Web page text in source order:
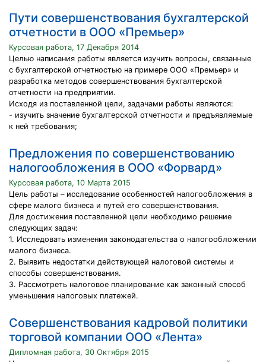
Пути совершенствования бухгалтерской
отчетности в ООО «Премьер»
Курсовая работа, 17 Декабря 2014
Целью написания работы является изучить вопросы, связанные
с бухгалтерской отчетностью на примере ООО «Премьер» и
разработка методов совершенствования бухгалтерской
отчетности на предприятии.
Исходя из поставленной цели, задачами работы являются:
- изучить значение бухгалтерской отчетности и предъявляемые
к ней требования;
Предложения по совершенствованию
налогообложения в ООО «Форвард»
Курсовая работа, 10 Марта 2015
Цель работы – исследование особенностей налогообложения в
сфере малого бизнеса и путей его совершенствования.
Для достижения поставленной цели необходимо решение
следующих задач:
1. Исследовать изменения законодательства о налогообложении
малого бизнеса.
2. Выявить недостатки действующей налоговой системы и
способы совершенствования.
3. Рассмотреть налоговое планирование как законный способ
уменьшения налоговых платежей.
Совершенствования кадровой политики
торговой компании ООО «Лента»
Дипломная работа, 30 Октября 2015